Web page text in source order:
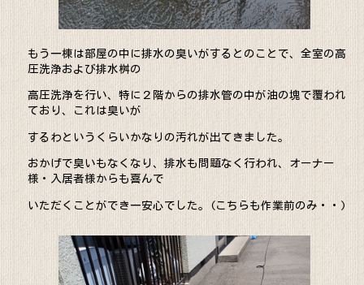
もう一棟は部屋の中に排水の臭いがするとのことで、全室の高
圧洗浄および排水桝の
高圧洗浄を行い、特に２階からの排水管の中が油の塊で覆われ
ており、これは臭いが
するわというくらいかなりの汚れが出てきました。
おかげで臭いもなくなり、排水も問題なく行われ、オーナー
様・入居者様からも喜んで
いただくことができ一安心でした。(こちらも作業前のみ・・)